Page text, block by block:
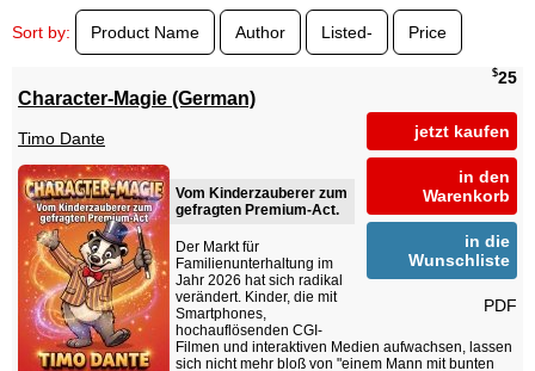
Sort by: Product Name Author Listed- Price
$25
jetzt kaufen
in den
Warenkorb
in die
Wunschliste
PDF
Character-Magie (German)
Timo Dante
Vom Kinderzauberer zum
gefragten Premium-Act.
Der Markt für
Familienunterhaltung im
Jahr 2026 hat sich radikal
verändert. Kinder, die mit
Smartphones,
hochauflösenden CGI-
Filmen und interaktiven Medien aufwachsen, lassen
sich nicht mehr bloß von "einem Mann mit bunten